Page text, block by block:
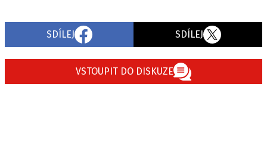
SDÍLEJ SDÍLEJ
VSTOUPIT DO DISKUZE